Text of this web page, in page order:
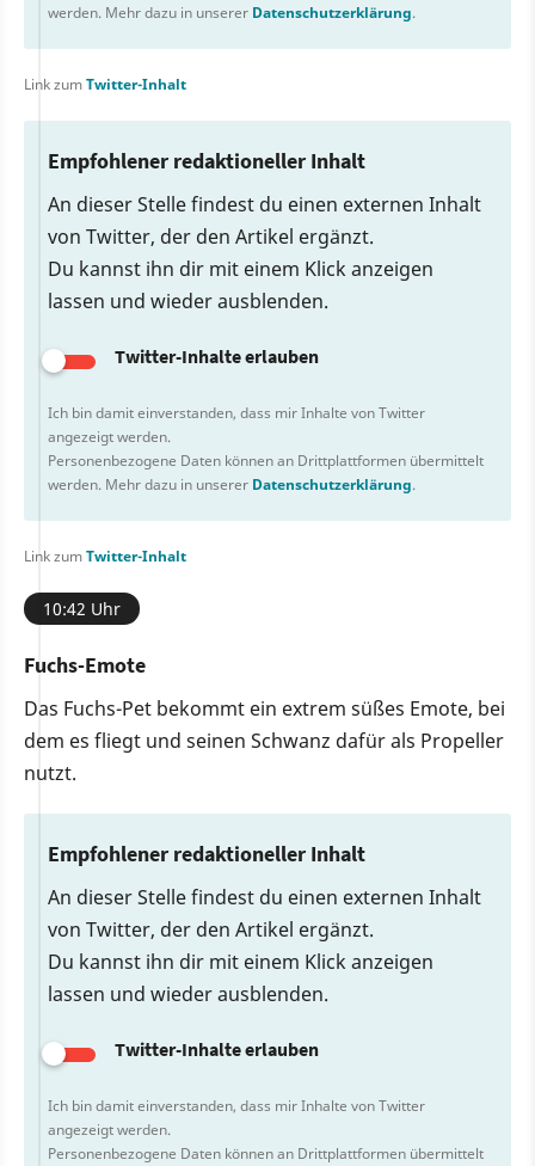
werden. Mehr dazu in unserer Datenschutzerklärung.
Link zumTwitter-Inhalt
Empfohlener redaktioneller Inhalt
An dieser Stelle findest du einen externen Inhalt
von Twitter, der den Artikel ergänzt.
Du kannst ihn dir mit einem Klick anzeigen
lassen und wieder ausblenden.
Twitter-Inhalte erlauben
Ich bin damit einverstanden, dass mir Inhalte von Twitter
angezeigt werden.
Personenbezogene Daten können an Drittplattformen übermittelt
werden. Mehr dazu in unserer Datenschutzerklärung.
Link zumTwitter-Inhalt
10:42 Uhr
Fuchs-Emote
Das Fuchs-Pet bekommt ein extrem süßes Emote, bei
dem es fliegt und seinen Schwanz dafür als Propeller
nutzt.
Empfohlener redaktioneller Inhalt
An dieser Stelle findest du einen externen Inhalt
von Twitter, der den Artikel ergänzt.
Du kannst ihn dir mit einem Klick anzeigen
lassen und wieder ausblenden.
Twitter-Inhalte erlauben
Ich bin damit einverstanden, dass mir Inhalte von Twitter
angezeigt werden.
Personenbezogene Daten können an Drittplattformen übermittelt